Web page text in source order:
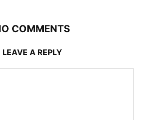
COMMENTS
LEAVE A REPLY